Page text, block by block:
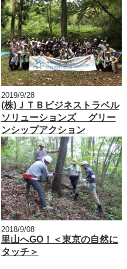
2019/9/28
(株)ＪＴＢビジネストラベル
ソリューションズ グリー
ンシップアクション
2018/9/08
里山へGO！＜東京の自然に
タッチ＞